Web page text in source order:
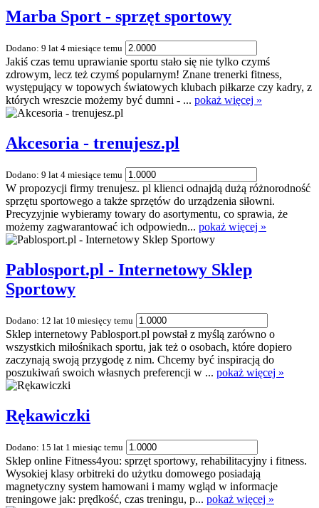
Marba Sport - sprzęt sportowy
Dodano: 9 lat 4 miesiące temu
Jakiś czas temu uprawianie sportu stało się nie tylko czymś
zdrowym, lecz też czymś popularnym! Znane trenerki fitness,
występujący w topowych światowych klubach piłkarze czy kadry, z
których wreszcie możemy być dumni - ... pokaż więcej »
Akcesoria - trenujesz.pl
Dodano: 9 lat 4 miesiące temu
W propozycji firmy trenujesz. pl klienci odnajdą dużą różnorodność
sprzętu sportowego a także sprzętów do urządzenia siłowni.
Precyzyjnie wybieramy towary do asortymentu, co sprawia, że
możemy zagwarantować ich odpowiedn... pokaż więcej »
Pablosport.pl - Internetowy Sklep
Sportowy
Dodano: 12 lat 10 miesięcy temu
Sklep internetowy Pablosport.pl powstał z myślą zarówno o
wszystkich miłośnikach sportu, jak też o osobach, które dopiero
zaczynają swoją przygodę z nim. Chcemy być inspiracją do
poszukiwań swoich własnych preferencji w ... pokaż więcej »
Rękawiczki
Dodano: 15 lat 1 miesiąc temu
Sklep online Fitness4you: sprzęt sportowy, rehabilitacyjny i fitness.
Wysokiej klasy orbitreki do użytku domowego posiadają
magnetyczny system hamowani i mamy wgląd w informacje
treningowe jak: prędkość, czas treningu, p... pokaż więcej »